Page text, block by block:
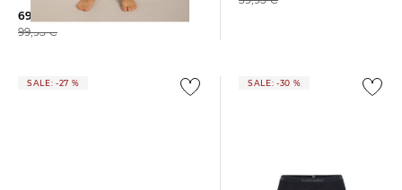
69,19 €
99,95 €
SALE: -27 % SALE: -30 %